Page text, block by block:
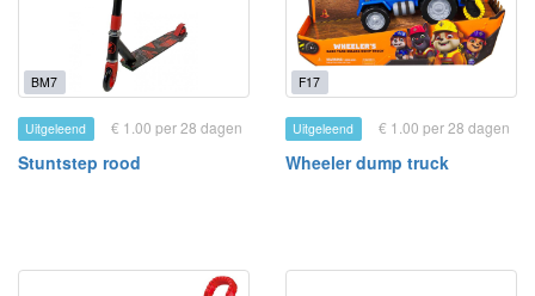
BM7
Uitgeleend € 1.00 per 28 dagen
Stuntstep rood
F17
Uitgeleend € 1.00 per 28 dagen
Wheeler dump truck